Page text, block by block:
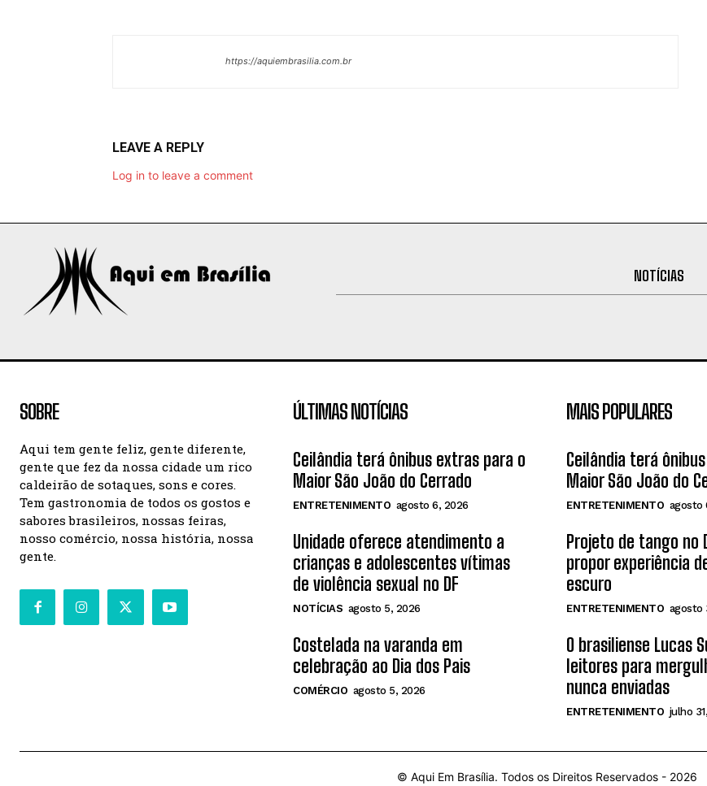
https://aquiembrasilia.com.br
LEAVE A REPLY
Log in to leave a comment
NOTÍCIAS
SOBRE
Aqui tem gente feliz, gente diferente,
gente que fez da nossa cidade um rico
caldeirão de sotaques, sons e cores.
Tem gastronomia de todos os gostos e
sabores brasileiros, nossas feiras,
nosso comércio, nossa história, nossa
gente.
ÚLTIMAS NOTÍCIAS
Ceilândia terá ônibus extras para o
Maior São João do Cerrado
ENTRETENIMENTO agosto 6, 2026
Unidade oferece atendimento a
crianças e adolescentes vítimas
de violência sexual no DF
NOTÍCIAS agosto 5, 2026
Costelada na varanda em
celebração ao Dia dos Pais
COMÉRCIO agosto 5, 2026
MAIS POPULARES
Ceilândia terá
Maior São João do
ENTRETENIMENTO agosto
Projeto de tango no
propor experiência
escuro
ENTRETENIMENTO agosto
O brasiliense Lucas
leitores para
nunca enviadas
ENTRETENIMENTO julho
© Aqui Em Brasília. Todos os Direitos Reservados - 2026